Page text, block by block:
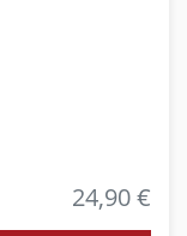
24,90 €